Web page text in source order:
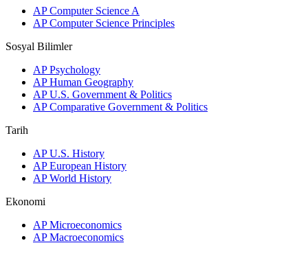
AP Computer Science A
AP Computer Science Principles
Sosyal Bilimler
AP Psychology
AP Human Geography
AP U.S. Government & Politics
AP Comparative Government & Politics
Tarih
AP U.S. History
AP European History
AP World History
Ekonomi
AP Microeconomics
AP Macroeconomics